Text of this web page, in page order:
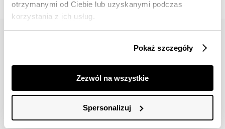
otrzymanymi od Ciebie lub uzyskanymi podczas
korzystania z ich usług.
Pokaż szczegóły
Zezwól na wszystkie
Spersonalizuj
bok@topsecret.pl
Znajdź nas